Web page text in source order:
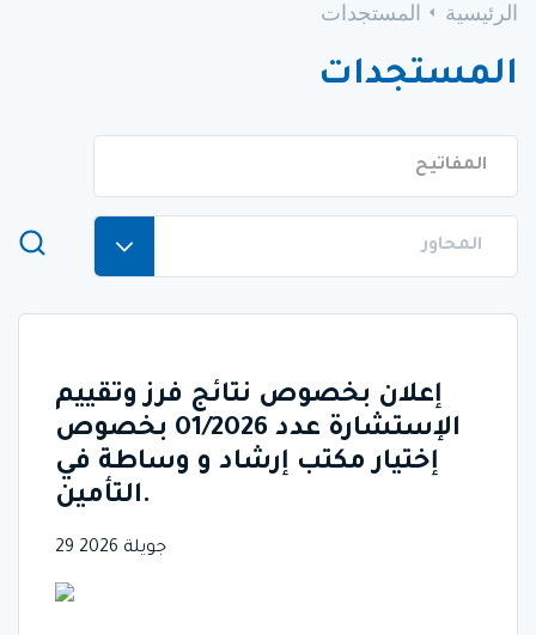
الرئيسية المستجدات
المستجدات
إعلان بخصوص نتائج فرز وتقييم
الإستشارة عدد 01/2026 بخصوص
إختيار مكتب إرشاد و وساطة في
التأمين.
29 جويلة 2026